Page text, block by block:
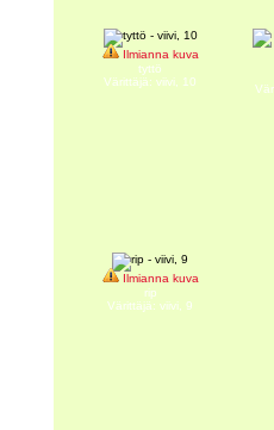
Ilmianna kuva
tyttö
Värittäjä: viivi, 10
Ilmianna kuva
rip
Värittäjä: viivi, 9